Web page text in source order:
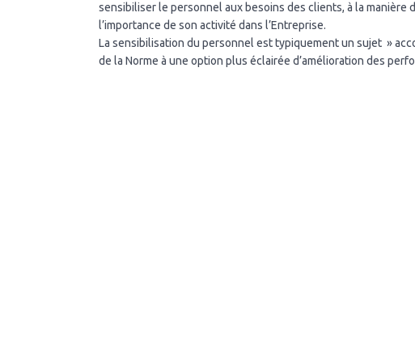
personnel
dans
l’ISO
9001
sensibiliser le personnel aux besoins des clients, à la manière
l’importance de son activité dans l’Entreprise.
La sensibilisation du personnel est typiquement un sujet »
de la Norme à une option plus éclairée d’amélioration des